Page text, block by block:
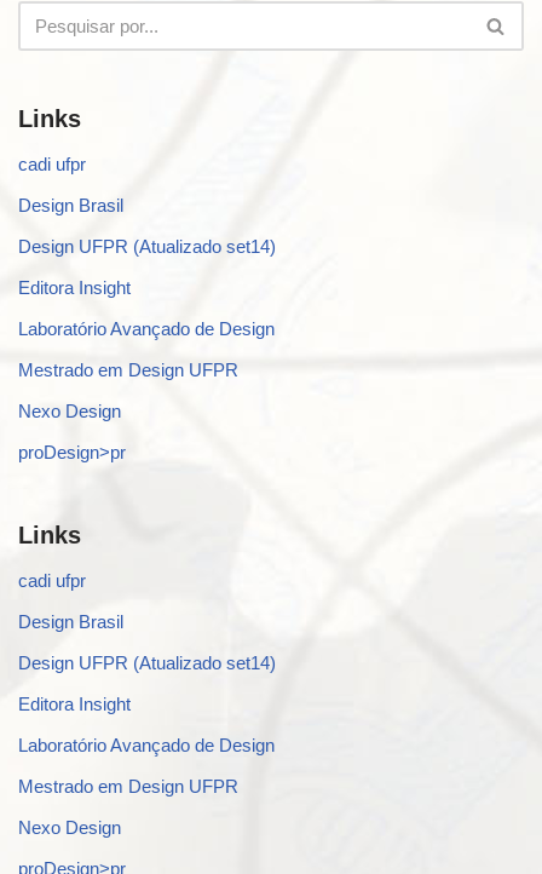
Links
cadi ufpr
Design Brasil
Design UFPR (Atualizado set14)
Editora Insight
Laboratório Avançado de Design
Mestrado em Design UFPR
Nexo Design
proDesign>pr
Links
cadi ufpr
Design Brasil
Design UFPR (Atualizado set14)
Editora Insight
Laboratório Avançado de Design
Mestrado em Design UFPR
Nexo Design
proDesign>pr